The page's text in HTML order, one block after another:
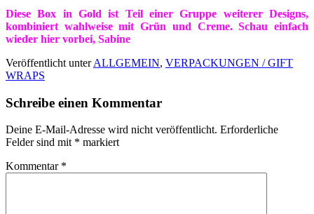
Diese Box in Gold ist Teil einer Gruppe weiterer Designs,
kombiniert wahlweise mit Grün und Creme. Schau einfach
wieder hier vorbei, Sabine
Veröffentlicht unter ALLGEMEIN, VERPACKUNGEN / GIFT
WRAPS
Schreibe einen Kommentar
Deine E-Mail-Adresse wird nicht veröffentlicht. Erforderliche
Felder sind mit * markiert
Kommentar *